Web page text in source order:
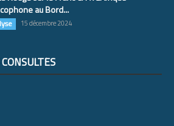
au Bord...
15 décembre 2024